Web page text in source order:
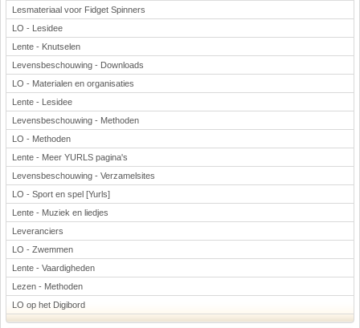
Lesmateriaal voor Fidget Spinners
LO - Lesidee
Lente - Knutselen
Levensbeschouwing - Downloads
LO - Materialen en organisaties
Lente - Lesidee
Levensbeschouwing - Methoden
LO - Methoden
Lente - Meer YURLS pagina's
Levensbeschouwing - Verzamelsites
LO - Sport en spel [Yurls]
Lente - Muziek en liedjes
Leveranciers
LO - Zwemmen
Lente - Vaardigheden
Lezen - Methoden
LO op het Digibord